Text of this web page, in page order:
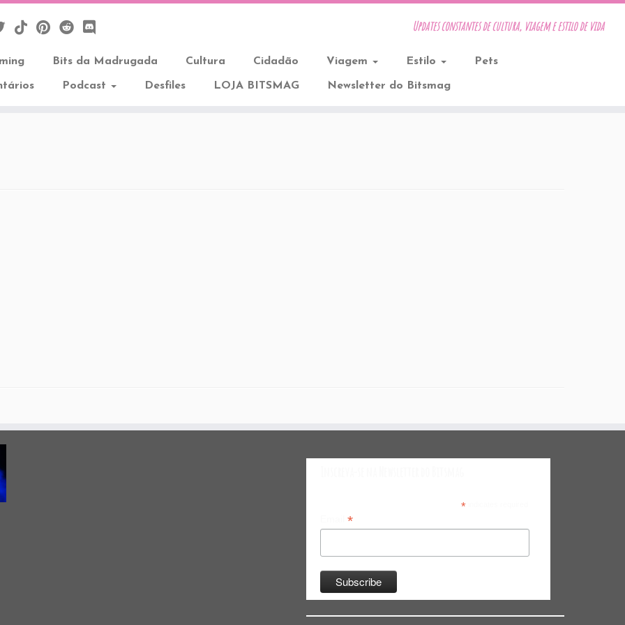
Updates constantes de cultura, viagem e estilo de vida
Bits da Madrugada Cultura Cidadão Viagem Estilo Pets
Podcast Desfiles LOJA BITSMAG Newsletter do Bitsmag
*indicates required
*